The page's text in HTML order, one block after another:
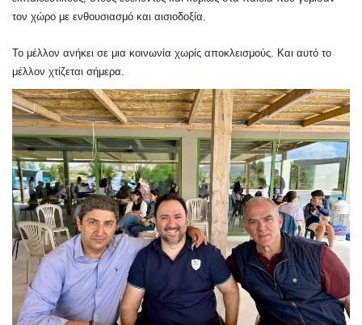
τον χώρο με ενθουσιασμό και αισιοδοξία.
Το μέλλον ανήκει σε μια κοινωνία χωρίς αποκλεισμούς. Και αυτό το
μέλλον χτίζεται σήμερα.